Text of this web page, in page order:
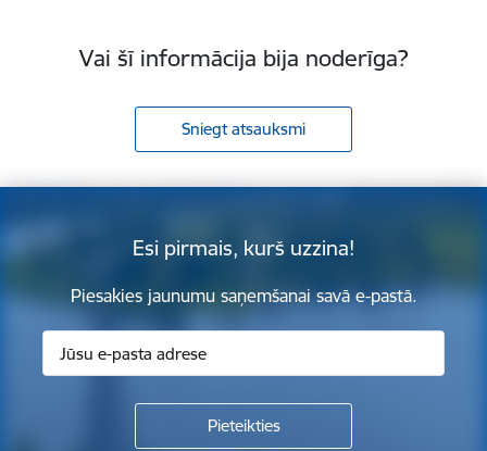
Vai šī informācija bija noderīga?
Sniegt atsauksmi
Esi pirmais, kurš uzzina!
Piesakies jaunumu saņemšanai savā e-pastā.